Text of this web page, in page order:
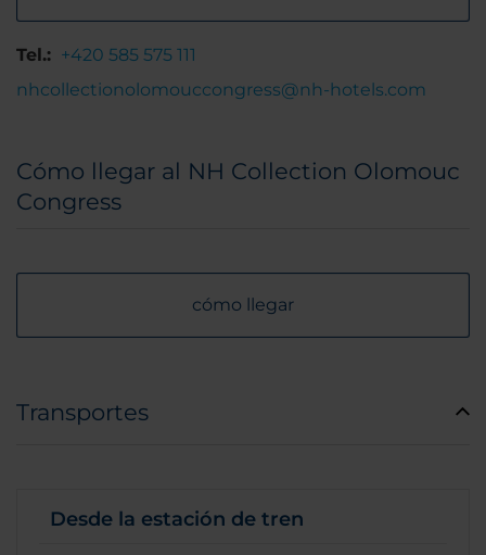
Tel.: +420 585 575 111
nhcollectionolomouccongress@nh-hotels.com
Cómo llegar al NH Collection Olomouc
Congress
cómo llegar
Transportes
Desde la estación de tren